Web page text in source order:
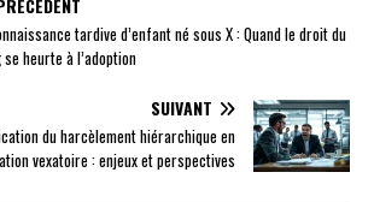
tardive d’enfant né sous X : Quand le droit du
se heurte à l’adoption
SUIVANT
du harcèlement hiérarchique en
vexatoire : enjeux et perspectives